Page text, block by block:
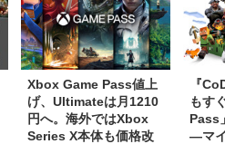
Xbox Game Pass値上
げ、Ultimateは月1210
円へ。海外ではXbox
Series X本体も価格改
『
もす
Pass
―マ